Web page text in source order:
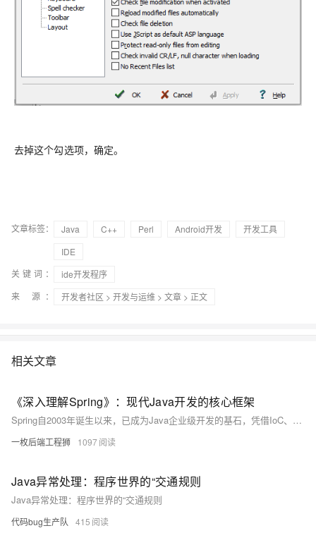
去掉这个勾选项，确定。
文章标签： Java C++ Perl Android开发
开发工具
IDE
关键词：
ide开发程序
来 源：
开发者社区 > 开发与运维 > 文章 > 正文
相关文章
《深入理解Spring》：现代Java开发的核心框架
Spring自2003年诞生以来，已成为Java企业级开发的基石，凭借IoC、AOP、声明式编程等核心特性，极大简化了开发复杂度。本系列将深入解析Spring框架核心原理及Spring Boot、Cloud、Security等生态组件，助力开发者构建高效、可扩展的应用体系。（238字）
一枚后端工程狮 1097
Java异常处理：程序世界的“交通规则
Java异常处理：程序世界的“交通规则
代码bug生产队 415